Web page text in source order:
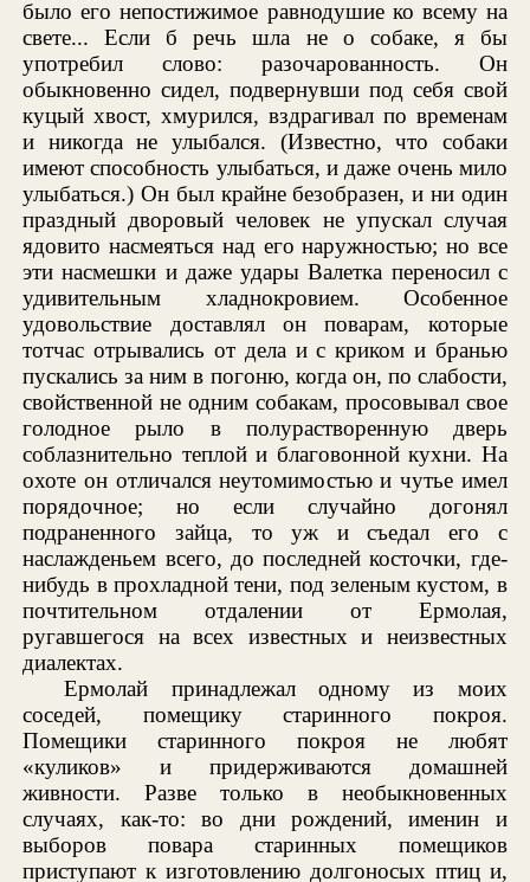
было его непостижимое равнодушие ко всему на
свете... Если б речь шла не о собаке, я бы
употребил слово: разочарованность. Он
обыкновенно сидел, подвернувши под себя свой
куцый хвост, хмурился, вздрагивал по временам
и никогда не улыбался. (Известно, что собаки
имеют способность улыбаться, и даже очень мило
улыбаться.) Он был крайне безобразен, и ни один
праздный дворовый человек не упускал случая
ядовито насмеяться над его наружностью; но все
эти насмешки и даже удары Валетка переносил с
удивительным хладнокровием. Особенное
удовольствие доставлял он поварам, которые
тотчас отрывались от дела и с криком и бранью
пускались за ним в погоню, когда он, по слабости,
свойственной не одним собакам, просовывал свое
голодное рыло в полурастворенную дверь
соблазнительно теплой и благовонной кухни. На
охоте он отличался неутомимостью и чутье имел
порядочное; но если случайно догонял
подраненного зайца, то уж и съедал его с
наслажденьем всего, до последней косточки, где-
нибудь в прохладной тени, под зеленым кустом, в
почтительном отдалении от Ермолая,
ругавшегося на всех известных и неизвестных
диалектах.
Ермолай принадлежал одному из моих
соседей, помещику старинного покроя.
Помещики старинного покроя не любят
«куликов» и придерживаются домашней
живности. Разве только в необыкновенных
случаях, как-то: во дни рождений, именин и
выборов повара старинных помещиков
приступают к изготовлению долгоносых птиц и,